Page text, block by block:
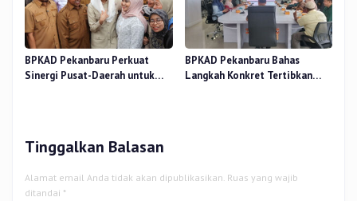
BPKAD Pekanbaru Perkuat
Sinergi Pusat-Daerah untuk
BPKAD Pekanbaru Bahas
Langkah Konkret Tertibkan
Tinggalkan Balasan
Alamat email Anda tidak akan dipublikasikan. Ruas yang wajib
ditandai *